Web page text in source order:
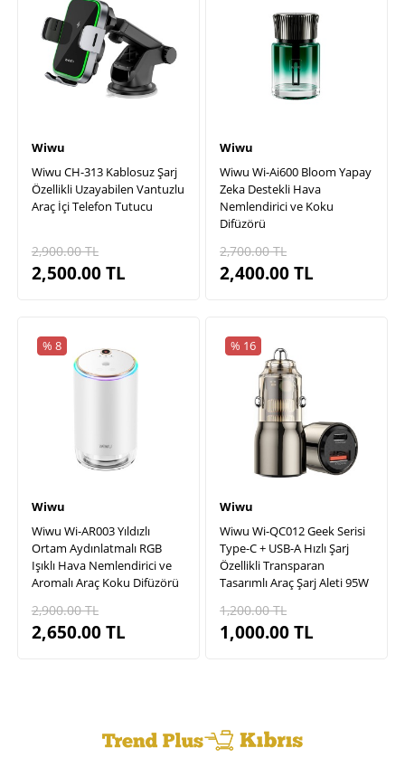
Wiwu
Wiwu CH-313 Kablosuz Şarj
Özellikli Uzayabilen Vantuzlu
Araç İçi Telefon Tutucu
2,900.00TL
2,500.00TL
Wiwu
Wiwu Wi-Ai600 Bloom Yapay
Zeka Destekli Hava
Nemlendirici ve Koku
Difüzörü
2,700.00TL
2,400.00TL
% 8
Wiwu
Wiwu Wi-AR003 Yıldızlı
Ortam Aydınlatmalı RGB
Işıklı Hava Nemlendirici ve
Aromalı Araç Koku Difüzörü
2,900.00TL
2,650.00TL
% 16
Wiwu
Wiwu Wi-QC012 Geek Serisi
Type-C + USB-A Hızlı Şarj
Özellikli Transparan
Tasarımlı Araç Şarj Aleti 95W
1,200.00TL
1,000.00TL